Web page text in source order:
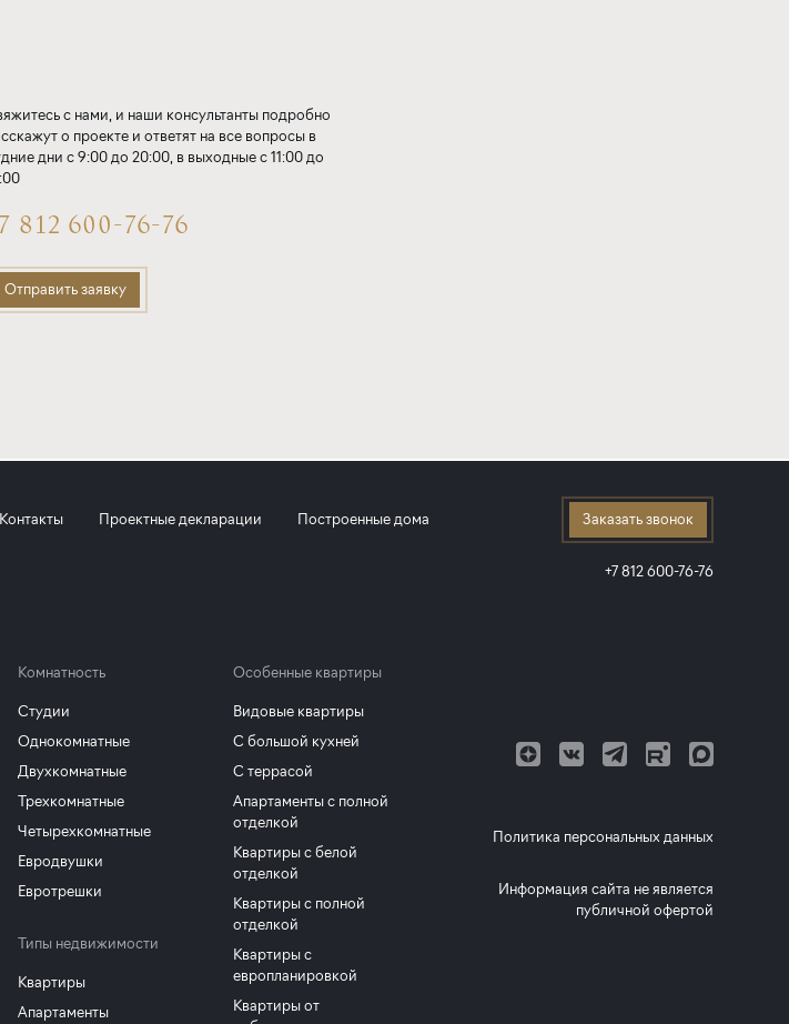
с нами, и наши консультанты подробно
о проекте и ответят на все вопросы в
дни с 9:00 до 20:00, в выходные с 11:00 до
812 600-76-76
Отправить заявку
Контакты Проектные декларации Построенные дома Заказать звонок
+7 812 600-76-76
Комнатность
Студии
Однокомнатные
Двухкомнатные
Трехкомнатные
Четырехкомнатные
Евродвушки
Евротрешки
Типы недвижимости
Квартиры
Апартаменты
Особенные квартиры
Видовые квартиры
С большой кухней
С террасой
Апартаменты с полной
отделкой
Квартиры с белой
отделкой
Квартиры с полной
отделкой
Квартиры с
европланировкой
Квартиры от
Политика персональных данных
Информация сайта не является
публичной офертой